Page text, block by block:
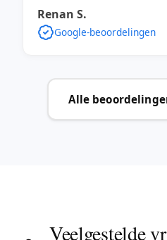
Renan S.
Google-beoordelingen
Alle
Veelgestelde